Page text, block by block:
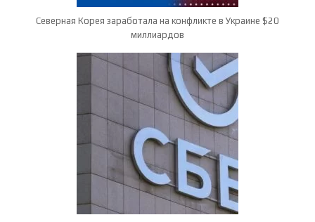
Северная Корея заработала на конфликте в Украине $20
миллиардов